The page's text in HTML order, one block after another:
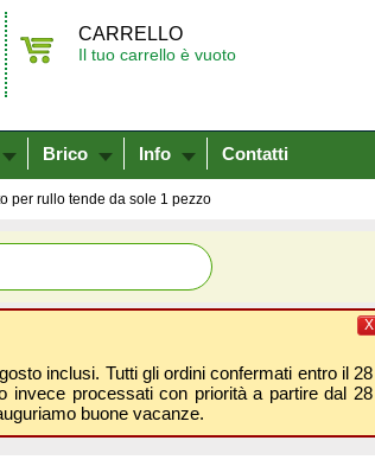
CARRELLO
Il tuo carrello è vuoto
Brico Info Contatti
per rullo tende da sole 1 pezzo
inclusi. Tutti gli ordini confermati entro il 28
invece processati con priorità a partire dal 28
buone vacanze.
X